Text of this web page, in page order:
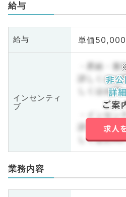
給与
給与 単価
インセンティ
ブ
・昇給・賞
詳しくはお
しくはお問
・インセン
詳しくはお
しくはお
業務内容